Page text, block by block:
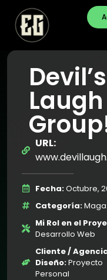
Devil’s
Laugh
URL:
Fecha:Octubre,
Categoría:
Mi Rol en el
Desarrollo Web
Cliente /
Diseño:Proyecto
Personal